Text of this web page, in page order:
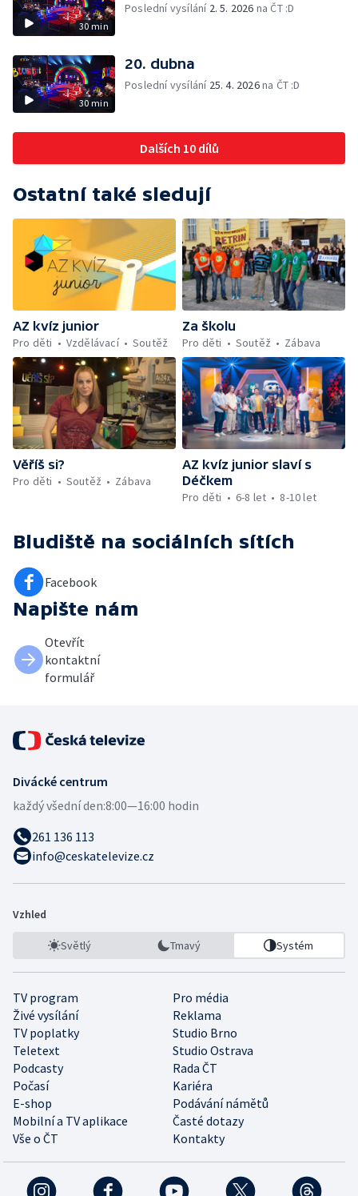
30 min
Poslední vysílání 2. 5. 2026 na ČT :D
30 min
20. dubna
Poslední vysílání 25. 4. 2026na ČT :D
Dalších 10 dílů
Ostatní také sledují
AZ kvíz junior
Pro děti
Vzdělávací Soutěž
Za školu
Pro děti
Soutěž Zábava
Věříš si?
Pro děti
Soutěž Zábava
AZ kvíz junior slaví s
Déčkem
Pro děti
6-8 let 8-10 let
Bludiště na sociálních sítích
Facebook
Napište nám
Otevřít
kontaktní
formulář
Divácké centrum
každý všední den:8:00—16:00 hodin
261 136 113
info@ceskatelevize.cz
Vzhled
Světlý Tmavý Systém
TV program
Pro média
Živé vysílání
Reklama
TV poplatky
Studio Brno
Teletext
Studio Ostrava
Podcasty
Rada ČT
Počasí
Kariéra
E-shop
Podávání námětů
Mobilní a TV aplikace
Časté dotazy
Vše o ČT
Kontakty